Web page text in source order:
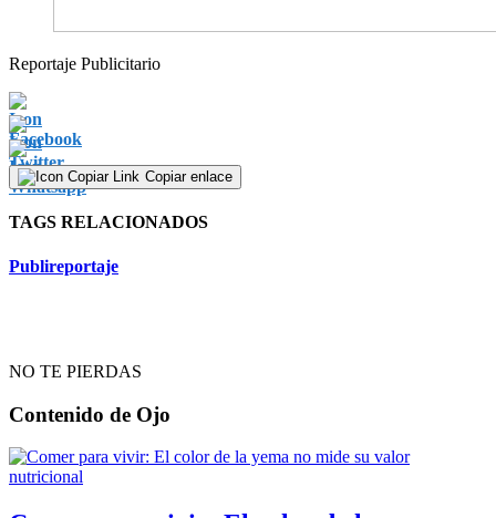
Reportaje Publicitario
Copiar enlace
TAGS RELACIONADOS
Publireportaje
NO TE PIERDAS
Contenido de Ojo